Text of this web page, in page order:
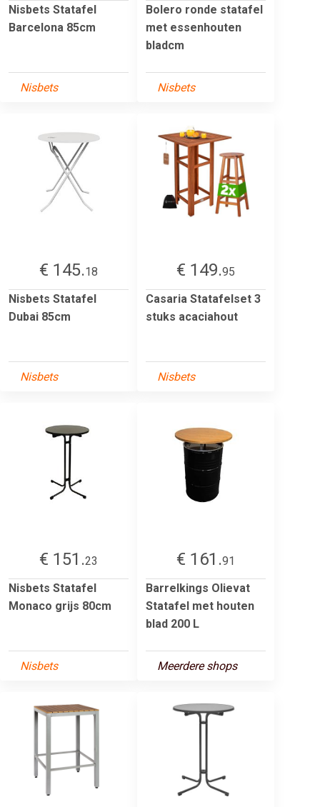
Nisbets Statafel
Barcelona 85cm
Nisbets
Bolero ronde statafel
met essenhouten
bladcm
Nisbets
€ 145.18
Nisbets Statafel
Dubai 85cm
Nisbets
€ 149.95
Casaria Statafelset 3
stuks acaciahout
Nisbets
€ 151.23
Nisbets Statafel
Monaco grijs 80cm
Nisbets
€ 161.91
Barrelkings Olievat
Statafel met houten
blad 200 L
Meerdere shops